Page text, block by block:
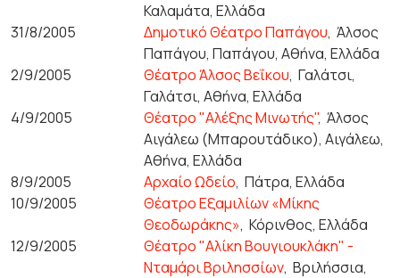
Καλαμάτα, Ελλάδα
31/8/2005
Δημοτικό Θέατρο Παπάγου,Άλσος
Παπάγου, Παπάγου, Αθήνα, Ελλάδα
2/9/2005
Θέατρο Άλσος Βεΐκου,Γαλάτσι,
Γαλάτσι, Αθήνα, Ελλάδα
4/9/2005
Θέατρο "Αλέξης Μινωτής",Άλσος
Αιγάλεω (Μπαρουτάδικο), Αιγάλεω,
Αθήνα, Ελλάδα
8/9/2005
Αρχαίο Ωδείο,Πάτρα, Ελλάδα
10/9/2005
Θέατρο Εξαμιλίων «Μίκης
Θεοδωράκης»,Κόρινθος, Ελλάδα
12/9/2005
Θέατρο "Αλίκη Βουγιουκλάκη" -
Νταμάρι Βριλησσίων,Βριλήσσια,